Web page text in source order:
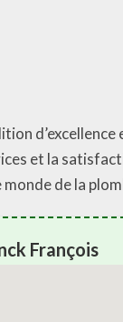
d’excellence
et la
de la
François